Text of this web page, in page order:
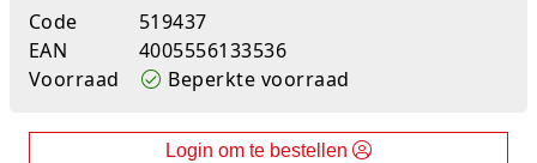
Code
519437
EAN
4005556133536
Voorraad
Beperkte voorraad
Login om te bestellen
Stitch
Studio Circus